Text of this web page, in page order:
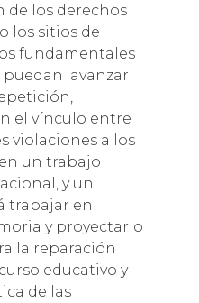
de los derechos
los sitios de
fundamentales
puedan avanzar
el vínculo entre
violaciones a los
un trabajo
y un
trabajar en
y proyectarlo
la reparación
educativo y
de las